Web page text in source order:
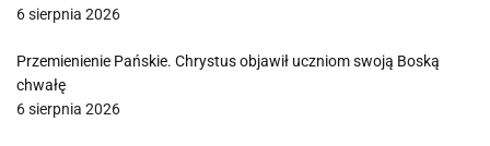
6 sierpnia 2026
Przemienienie Pańskie. Chrystus objawił uczniom swoją Boską
chwałę
6 sierpnia 2026